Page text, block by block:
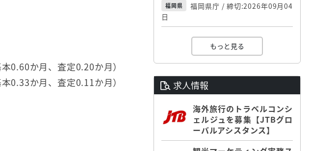
0.60か月、査定0.20か月）
0.33か月、査定0.11か月）
福岡県
福岡県庁 / 締切:2026年09月04
日
もっと見る
求人情報
海外旅行のトラベルコンシ
ェルジュを募集【JTBグロ
ーバルアシスタンス】